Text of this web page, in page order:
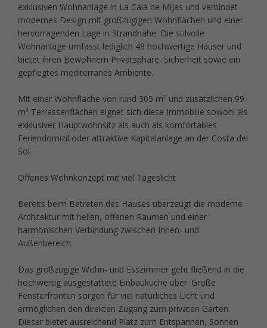
exklusiven Wohnanlage in La Cala de Mijas und verbindet
modernes Design mit großzügigen Wohnflächen und einer
hervorragenden Lage in Strandnähe. Die stilvolle
Wohnanlage umfasst lediglich 48 hochwertige Häuser und
bietet ihren Bewohnern Privatsphäre, Sicherheit sowie ein
gepflegtes mediterranes Ambiente.
Mit einer Wohnfläche von rund 305 m² und zusätzlichen 99
m² Terrassenflächen eignet sich diese Immobilie sowohl als
exklusiver Hauptwohnsitz als auch als komfortables
Feriendomizil oder attraktive Kapitalanlage an der Costa del
Sol.
Offenes Wohnkonzept mit viel Tageslicht
Bereits beim Betreten des Hauses überzeugt die moderne
Architektur mit hellen, offenen Räumen und einer
harmonischen Verbindung zwischen Innen- und
Außenbereich.
Das großzügige Wohn- und Esszimmer geht fließend in die
hochwertig ausgestattete Einbauküche über. Große
Fensterfronten sorgen für viel natürliches Licht und
ermöglichen den direkten Zugang zum privaten Garten.
Dieser bietet ausreichend Platz zum Entspannen, Sonnen